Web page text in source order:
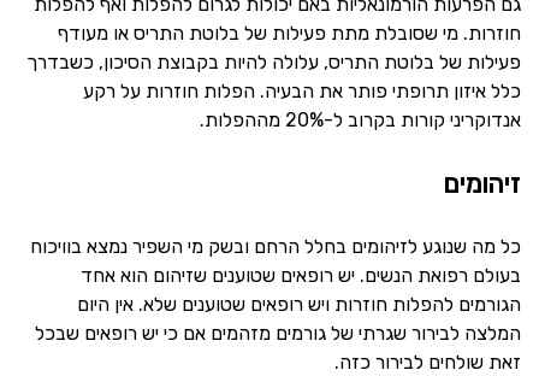
חוזרות. מי שסובלת מתת פעילות של בלוטת התריס או מעודף
פעילות של בלוטת התריס, עלולה להיות בקבוצת הסיכון, כשבדרך
כלל איזון תרופתי פותר את הבעיה. הפלות חוזרות על רקע
אנדוקריני קורות בקרוב ל-20% מההפלות.
זיהומים
כל מה שנוגע לזיהומים בחלל הרחם ובשק מי השפיר נמצא בוויכוח
בעולם רפואת הנשים. יש רופאים שטוענים שזיהום הוא אחד
הגורמים להפלות חוזרות ויש רופאים שטוענים שלא. אין היום
המלצה לבירור שגרתי של גורמים מזהמים אם כי יש רופאים שבכל
זאת שולחים לבירור כזה.